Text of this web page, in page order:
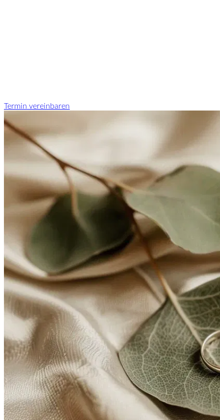
Termin vereinbaren